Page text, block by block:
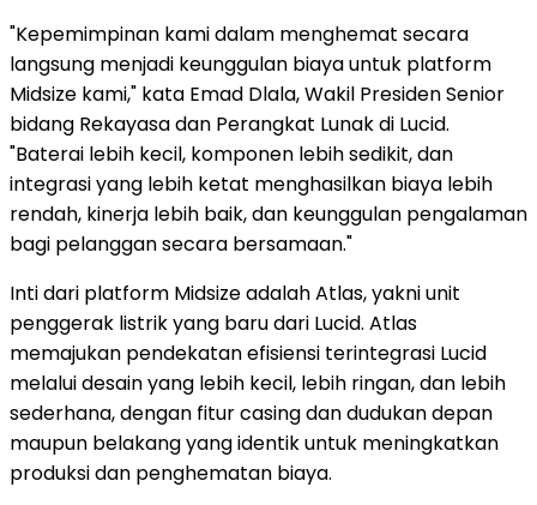
"Kepemimpinan kami dalam menghemat secara
langsung menjadi keunggulan biaya untuk platform
Midsize kami," kata Emad Dlala, Wakil Presiden Senior
bidang Rekayasa dan Perangkat Lunak di Lucid.
"Baterai lebih kecil, komponen lebih sedikit, dan
integrasi yang lebih ketat menghasilkan biaya lebih
rendah, kinerja lebih baik, dan keunggulan pengalaman
bagi pelanggan secara bersamaan."
Inti dari platform Midsize adalah Atlas, yakni unit
penggerak listrik yang baru dari Lucid. Atlas
memajukan pendekatan efisiensi terintegrasi Lucid
melalui desain yang lebih kecil, lebih ringan, dan lebih
sederhana, dengan fitur casing dan dudukan depan
maupun belakang yang identik untuk meningkatkan
produksi dan penghematan biaya.